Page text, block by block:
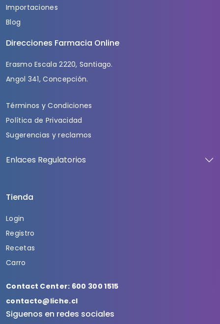
Importaciones
Blog
Direcciones Farmacia Online
Erasmo Escala 2220, Santiago.
Angol 341, Concepción.
Términos y Condiciones
Política de Privacidad
Sugerencias y reclamos
Enlaces Regulatorios
Tienda
Login
Registro
Recetas
Carro
Contact Center: 600 300 1515
contacto@liche.cl
Siguenos en redes sociales